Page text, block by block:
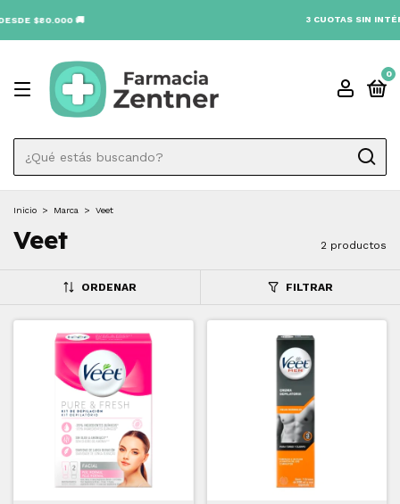
$80.000 🚚 3 CUOTAS SIN
0
Inicio > Marca > Veet
Veet 2 productos
ORDENAR FILTRAR